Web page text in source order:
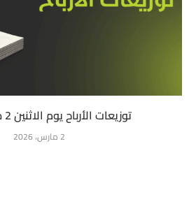
توزيعات الأرباح يوم الاثنين 2 مارس 2026
2 مارس، 2026